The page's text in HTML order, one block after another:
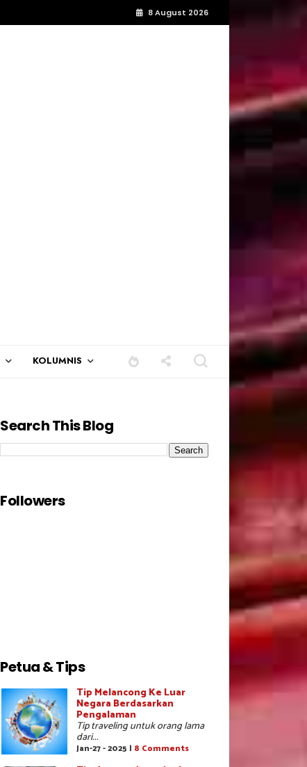
8 August 2026
KOLUMNIS
Search This Blog
Followers
Petua & Tips
Tip Melancong Ke Luar
Negara Berdasarkan
Pengalaman
Tip traveling untuk orang lama
dari...
Jan-27 - 2025 | 8 Comments